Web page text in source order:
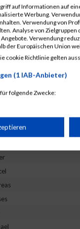
auf Informationen auf
Werbung.
Verwendung von
Analyse von
Verwendung
der Europäischen Union
cookie Richtlinie gelten
(1 IAB-Anbieter)
folgende Zwecke:
Zugriff auf
Daten zur
für
Profilen zur Auswahl